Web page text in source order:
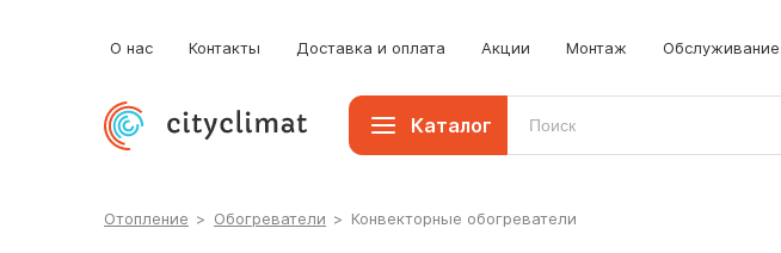
О нас Контакты Доставка и оплата Акции Монтаж Обслуживание
Каталог
Отопление > Обогреватели > Конвекторные обогреватели